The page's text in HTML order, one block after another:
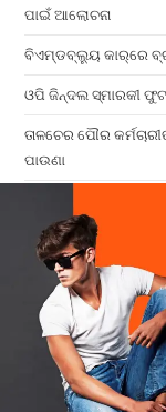
ପାଇଁ ଆଲୋଚନା
ବିଏମ୍‌ଡବ୍ଲ୍ୟୁ କାର୍‌ରେ
ଓପି ଜିନ୍ଦଲ ସ୍ମାରକୀ
ତାଳଚେର ପୌର
ପାଉଣା
Home
Copyright